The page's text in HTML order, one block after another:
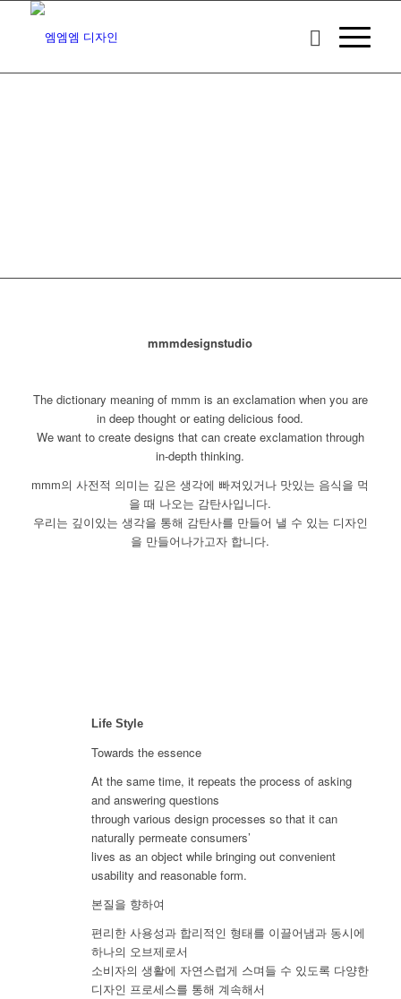
mmmdesignstudio
The dictionary meaning of mmm is an exclamation when you are
in deep thought or eating delicious food.
We want to create designs that can create exclamation through
in-depth thinking.
mmm의 사전적 의미는 깊은 생각에 빠져있거나 맛있는 음식을 먹
을 때 나오는 감탄사입니다.
우리는 깊이있는 생각을 통해 감탄사를 만들어 낼 수 있는 디자인
을 만들어나가고자 합니다.
Life Style
Towards the essence
At the same time, it repeats the process of asking
and answering questions
through various design processes so that it can
naturally permeate consumers’
lives as an object while bringing out convenient
usability and reasonable form.
본질을 향하여
편리한 사용성과 합리적인 형태를 이끌어냄과 동시에
하나의 오브제로서
소비자의 생활에 자연스럽게 스며들 수 있도록 다양한
디자인 프로세스를 통해 계속해서